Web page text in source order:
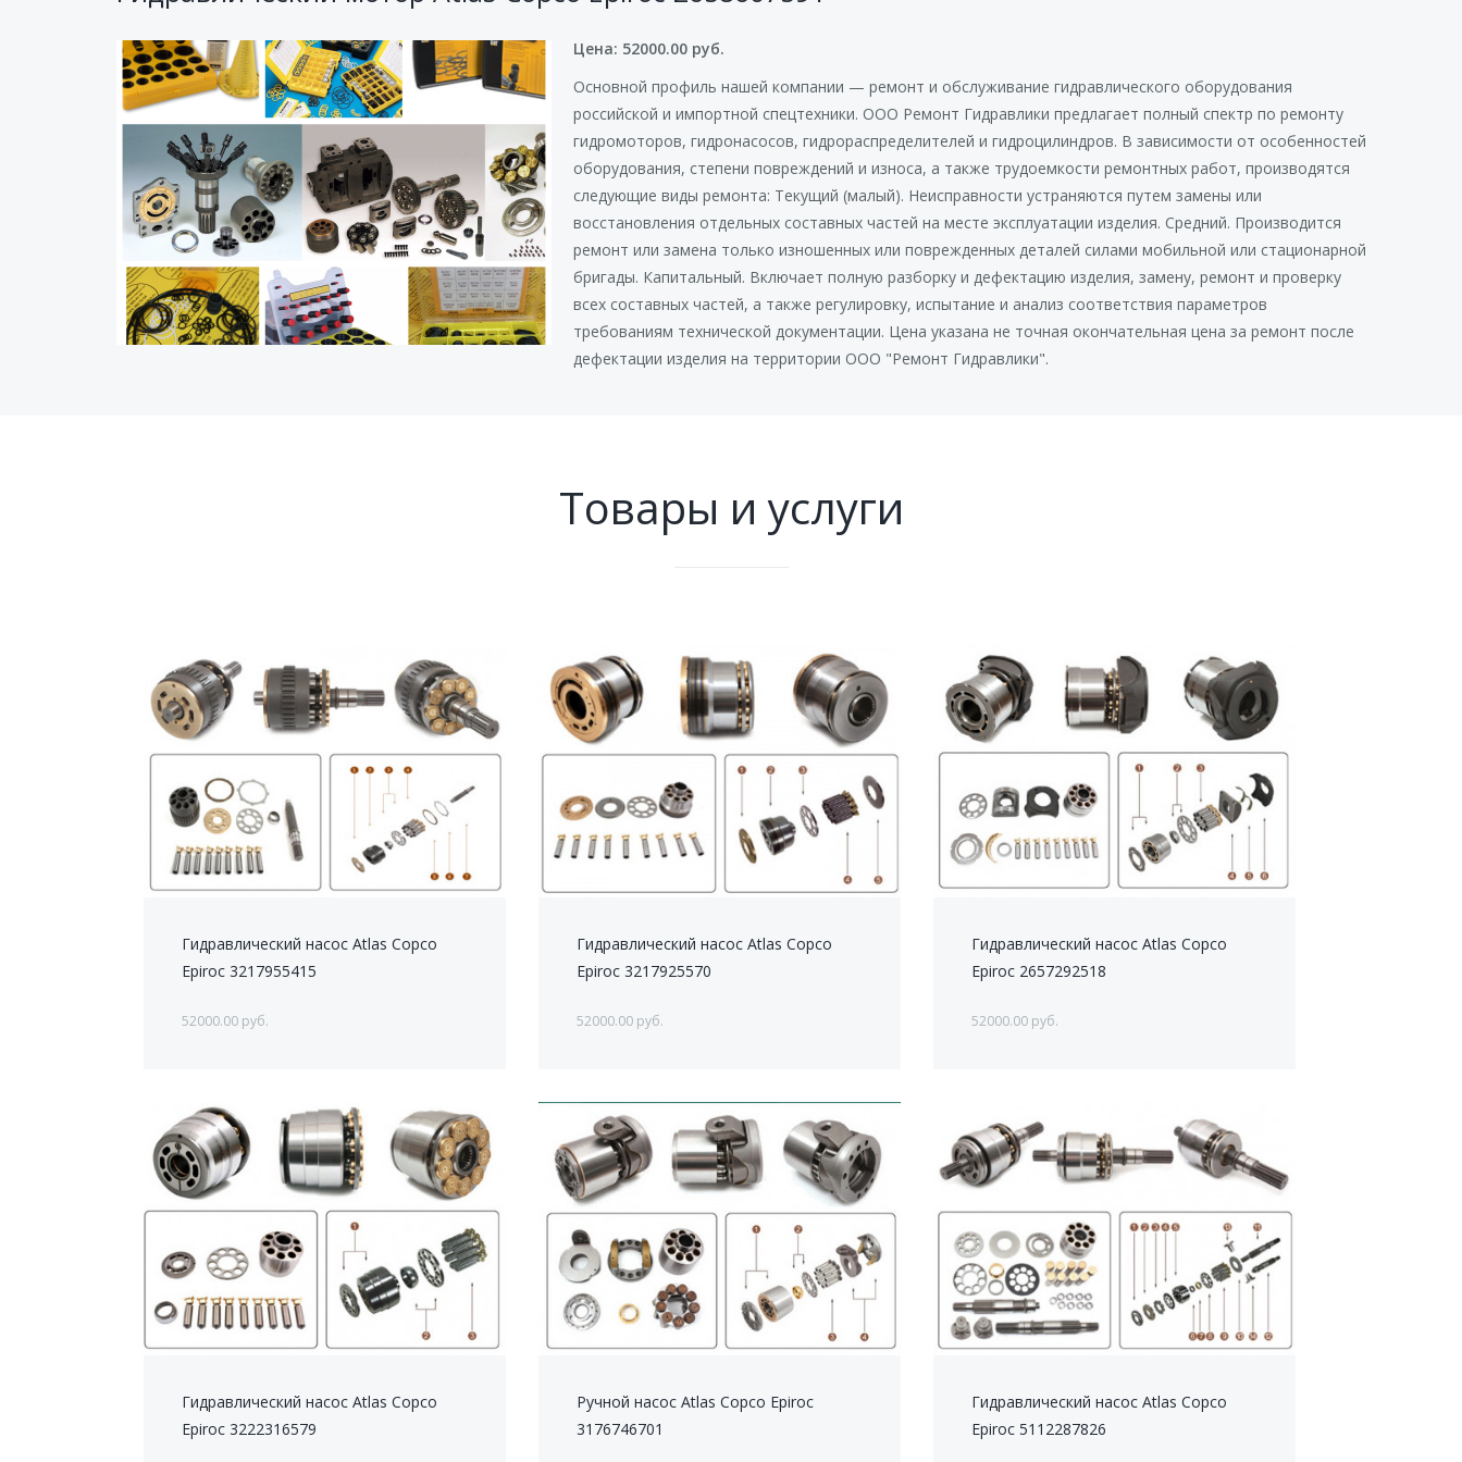
Цена: 52000.00 руб.
Основной профиль нашей компании — ремонт и обслуживание гидравлического оборудования
российской и импортной спецтехники. ООО Ремонт Гидравлики предлагает полный спектр по ремонту
гидромоторов, гидронасосов, гидрораспределителей и гидроцилиндров. В зависимости от особенностей
оборудования, степени повреждений и износа, а также трудоемкости ремонтных работ, производятся
следующие виды ремонта: Текущий (малый). Неисправности устраняются путем замены или
восстановления отдельных составных частей на месте эксплуатации изделия. Средний. Производится
ремонт или замена только изношенных или поврежденных деталей силами мобильной или стационарной
бригады. Капитальный. Включает полную разборку и дефектацию изделия, замену, ремонт и проверку
всех составных частей, а также регулировку, испытание и анализ соответствия параметров
требованиям технической документации. Цена указана не точная окончательная цена за ремонт после
дефектации изделия на территории ООО "Ремонт Гидравлики".
Товары и услуги
Гидравлический насос Atlas Copco
Epiroc 3217955415
52000.00 руб.
Гидравлический насос Atlas Copco
Epiroc 3217925570
52000.00 руб.
Гидравлический насос Atlas Copco
Epiroc 2657292518
52000.00 руб.
Гидравлический насос Atlas Copco
Epiroc 3222316579
Ручной насос Atlas Copco Epiroc
3176746701
Гидравлический насос Atlas Copco
Epiroc 5112287826